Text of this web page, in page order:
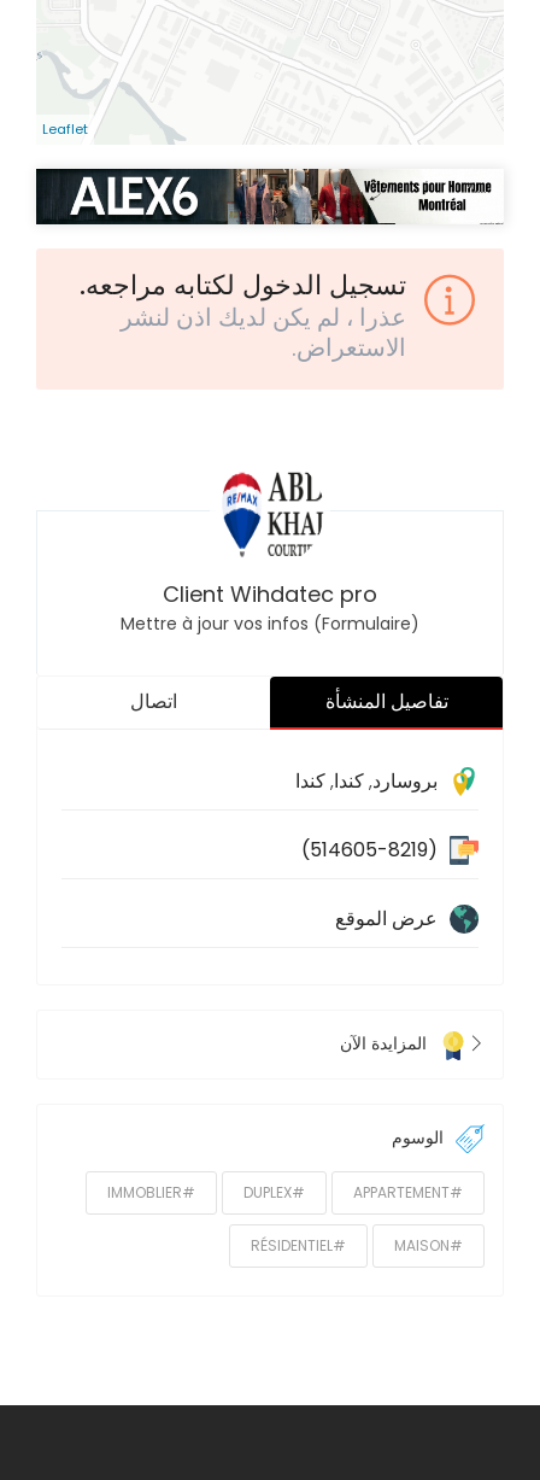
Leaflet
تسجيل الدخول لكتابه مراجعه.
عذرا ، لم يكن لديك اذن لنشر
الاستعراض.
Client Wihdatec pro
Mettre à jour vos infos (Formulaire)
تفاصيل المنشأة اتصال
بروسارد, كندا, كندا
(514605-8219)
عرض الموقع
المزايدة الآن
الوسوم
#APPARTEMENT
#DUPLEX
#IMMOBLIER
#MAISON
#RÉSIDENTIEL